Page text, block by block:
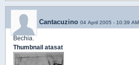
Cantacuzino 04 April 2005 - 10:39 AM
Bechia.
Thumbnail atasat